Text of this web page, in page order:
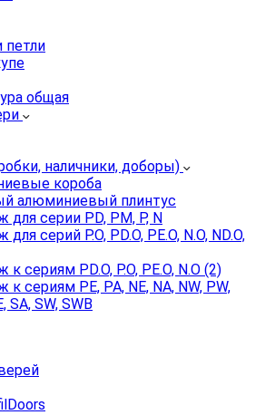
петли
общая
наличники, доборы)
короба
алюминиевый плинтус
для серии PD, PM, P, N
для серий P.O, PD.O, PE.O, N.O, ND.O,
к сериям PD.O, P.O, PE.O, N.O (2)
к сериям PE, PA, NE, NA, NW, PW,
SA, SW, SWB